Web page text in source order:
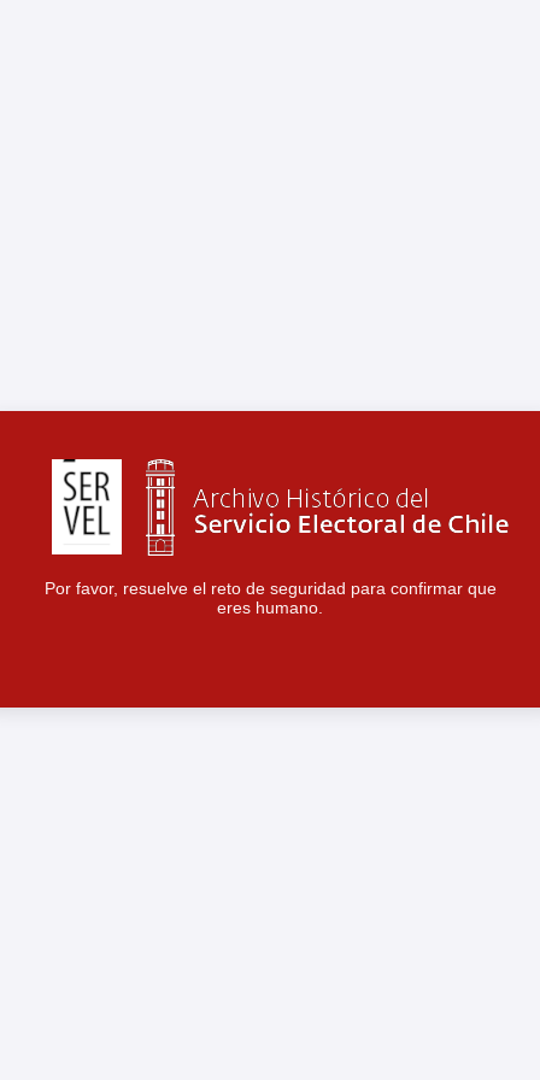
Por favor, resuelve el reto de seguridad para confirmar que
eres humano.